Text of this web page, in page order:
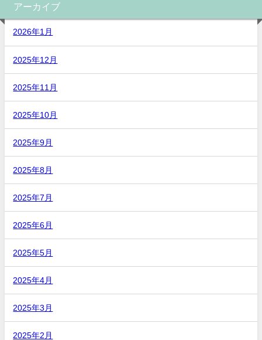
アーカイブ
2026年1月
2025年12月
2025年11月
2025年10月
2025年9月
2025年8月
2025年7月
2025年6月
2025年5月
2025年4月
2025年3月
2025年2月